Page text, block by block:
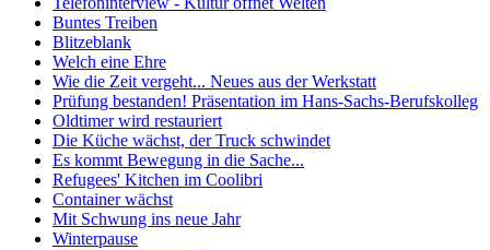
Buntes Treiben
Blitzeblank
Welch eine Ehre
Wie die Zeit vergeht... Neues aus der Werkstatt
Prüfung bestanden! Präsentation im Hans-Sachs-Berufskolleg
Oldtimer wird restauriert
Die Küche wächst, der Truck schwindet
Es kommt Bewegung in die Sache...
Refugees' Kitchen im Coolibri
Container wächst
Mit Schwung ins neue Jahr
Winterpause